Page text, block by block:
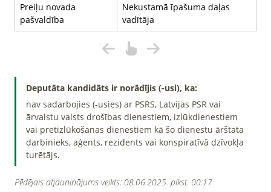
Preiļu novada
pašvaldība
Nekustamā īpašuma daļas
vadītāja
Deputāta kandidāts ir norādījis (-usi), ka:
nav sadarbojies (-usies) ar PSRS, Latvijas PSR vai
ārvalstu valsts drošības dienestiem, izlūkdienestiem
vai pretizlūkošanas dienestiem kā šo dienestu ārštata
darbinieks, aģents, rezidents vai konspiratīvā dzīvokļa
turētājs.
Pēdējais atjauninājums veikts: 08.06.2025. plkst. 00:17